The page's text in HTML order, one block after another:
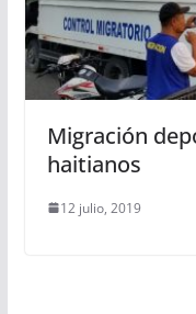
Migración
haitianos
12 julio, 2019